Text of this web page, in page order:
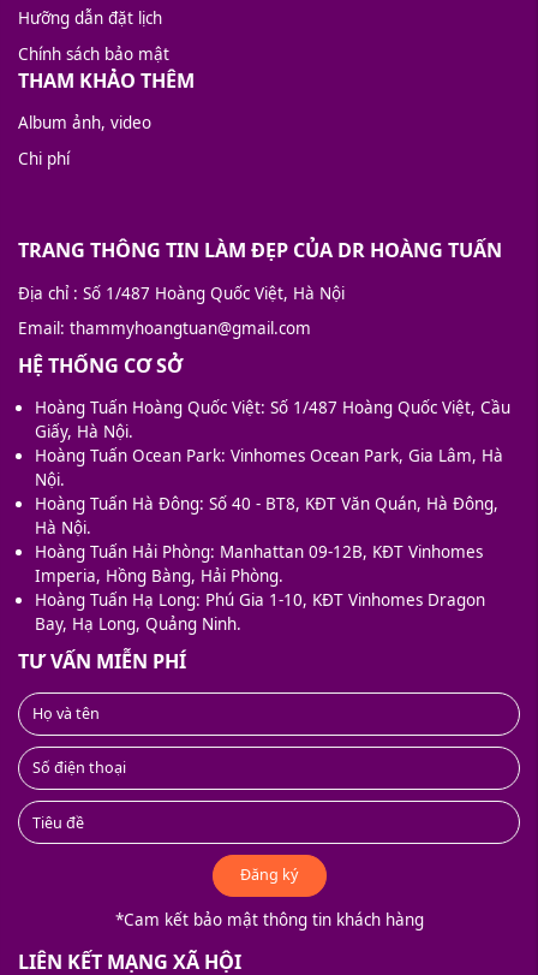
Hưỡng dẫn đặt lịch
Chính sách bảo mật
THAM KHẢO THÊM
Album ảnh, video
Chi phí
TRANG THÔNG TIN LÀM ĐẸP CỦA DR HOÀNG TUẤN
Địa chỉ: Số 1/487 Hoàng Quốc Việt, Hà Nội
Email: thammyhoangtuan@gmail.com
HỆ THỐNG CƠ SỞ
Hoàng Tuấn Hoàng Quốc Việt: Số 1/487 Hoàng Quốc Việt, Cầu
Giấy, Hà Nội.
Hoàng Tuấn Ocean Park: Vinhomes Ocean Park, Gia Lâm, Hà
Nội.
Hoàng Tuấn Hà Đông: Số 40 - BT8, KĐT Văn Quán, Hà Đông,
Hà Nội.
Hoàng Tuấn Hải Phòng: Manhattan 09-12B, KĐT Vinhomes
Imperia, Hồng Bàng, Hải Phòng.
Hoàng Tuấn Hạ Long: Phú Gia 1-10, KĐT Vinhomes Dragon
Bay, Hạ Long, Quảng Ninh.
TƯ VẤN MIỄN PHÍ
Đăng ký
*Cam kết bảo mật thông tin khách hàng
LIÊN KẾT MẠNG XÃ HỘI